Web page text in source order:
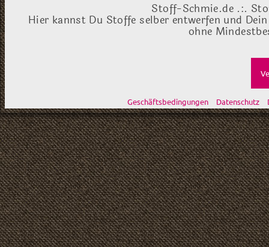
Stoff-Schmie.de .:.
Hier kannst Du Stoffe selber entwerfen und
ohne
Geschäftsbedingungen Datenschutz